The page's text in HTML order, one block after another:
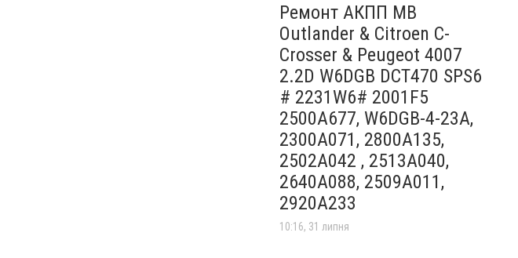
Ремонт АКПП MB
Outlander & Citroen C-
Crosser & Peugeot 4007
2.2D W6DGB DCT470 SPS6
# 2231W6# 2001F5
2500A677, W6DGB-4-23A,
2300A071, 2800A135,
2502A042 , 2513A040,
2640A088, 2509A011,
2920A233
10:16, 31 липня